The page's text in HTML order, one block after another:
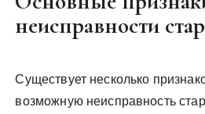
неисправности
Существует несколько
возможную неисправность